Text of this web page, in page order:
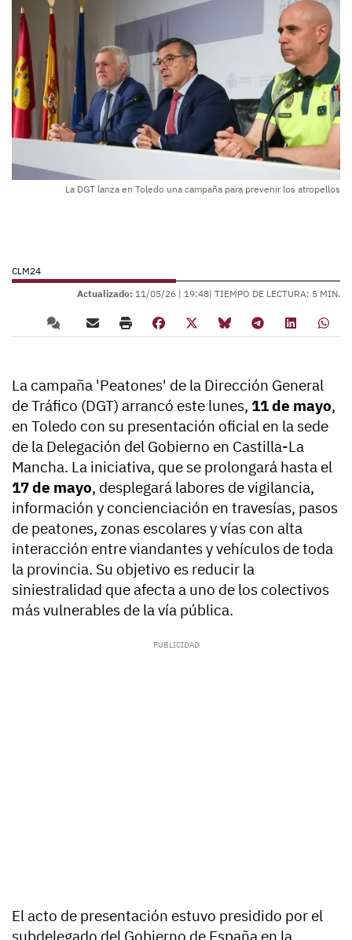
La DGT lanza en Toledo una campaña para prevenir los atropellos
CLM24
Actualizado: 11/05/26 | 19:48| TIEMPO DE LECTURA: 5 MIN.
La campaña 'Peatones' de la Dirección General
de Tráfico (DGT) arrancó este lunes, 11 de mayo,
en Toledo con su presentación oficial en la sede
de la Delegación del Gobierno en Castilla-La
Mancha. La iniciativa, que se prolongará hasta el
17 de mayo, desplegará labores de vigilancia,
información y concienciación en travesías, pasos
de peatones, zonas escolares y vías con alta
interacción entre viandantes y vehículos de toda
la provincia. Su objetivo es reducir la
siniestralidad que afecta a uno de los colectivos
más vulnerables de la vía pública.
El acto de presentación estuvo presidido por el
subdelegado del Gobierno de España en la